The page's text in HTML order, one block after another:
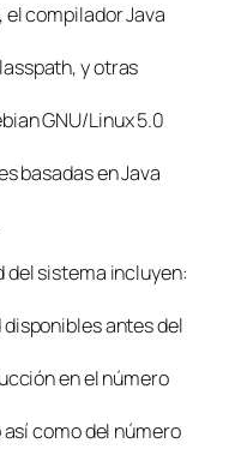
el compilador Java
y otras
GNU/Linux 5.0
basadas en Java
del sistema incluyen:
antes del
en el número
como del número